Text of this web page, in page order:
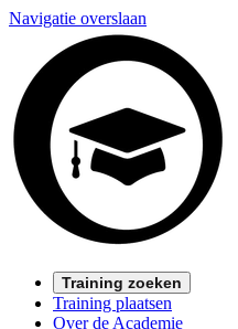
Navigatie overslaan
Training zoeken
Training plaatsen
Over de Academie